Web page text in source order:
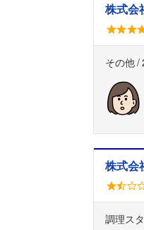
株式会
その他
株式会
調理ス